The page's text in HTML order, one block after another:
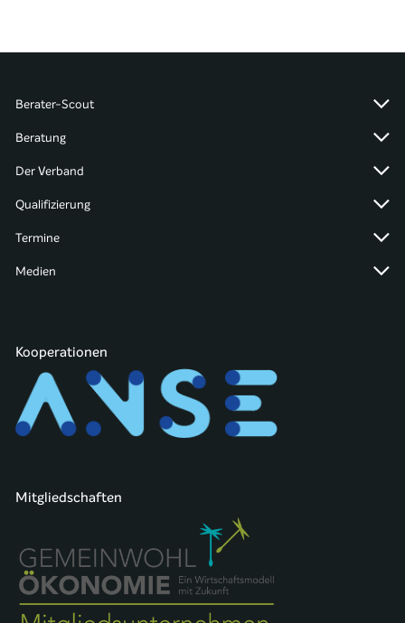
Berater-Scout
Beratung
Der Verband
Qualifizierung
Termine
Medien
Kooperationen
Mitgliedschaften